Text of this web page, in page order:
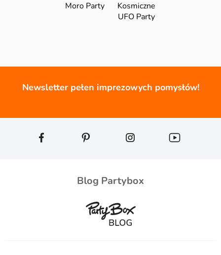
Moro Party
Kosmiczne
UFO Party
Newsletter pełen imprezowych pomysłów!
Blog Partybox